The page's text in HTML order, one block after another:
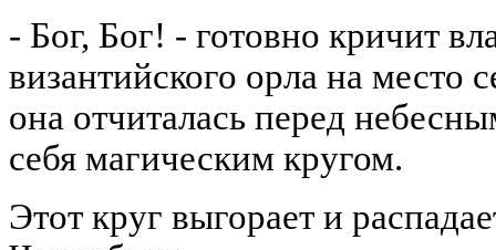
- Бог, Бог! - готовно кричит
византийского орла на место
она отчиталась перед
себя магическим кругом.
Этот круг выгорает и